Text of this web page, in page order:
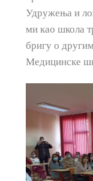
Удружења и
ми као школа
бригу о
Медицинске